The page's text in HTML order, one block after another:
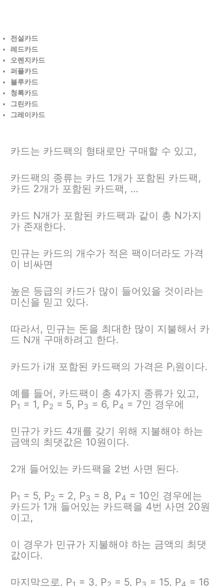
전설카드
레드카드
오렌지카드
퍼플카드
블루카드
청록카드
그린카드
그레이카드
카드는 카드팩의 형태로만 구매할 수 있고,
카드팩의 종류는 카드 1개가 포함된 카드팩,
카드 2개가 포함된 카드팩, …
카드 N개가 포함된 카드팩과 같이 총 N가지
가 존재한다.
민규는 카드의 개수가 적은 팩이더라도 가격
이 비싸면
높은 등급의 카드가 많이 들어있을 것이라는
미신을 믿고 있다.
따라서, 민규는 돈을 최대한 많이 지불해서 카
드 N개 구매하려고 한다.
카드가 i개 포함된 카드팩의 가격은 Pi원이다.
예를 들어, 카드팩이 총 4가지 종류가 있고,
P1 = 1, P2 = 5, P3 = 6, P4 = 7인 경우에
민규가 카드 4개를 갖기 위해 지불해야 하는
금액의 최댓값은 10원이다.
2개 들어있는 카드팩을 2번 사면 된다.
P1 = 5, P2 = 2, P3 = 8, P4 = 10인 경우에는
카드가 1개 들어있는 카드팩을 4번 사면 20원
이고,
이 경우가 민규가 지불해야 하는 금액의 최댓
값이다.
마지막으로, P = 3, P = 5, P = 15, P = 16